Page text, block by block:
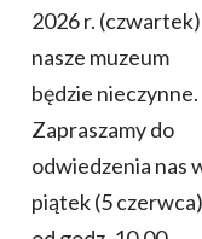
2026 r. (czwartek)
nasze muzeum
będzie nieczynne.
Zapraszamy do
odwiedzenia nas
piątek (5 czerwca)